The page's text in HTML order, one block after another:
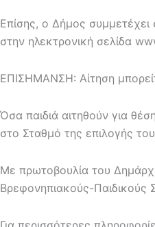
Επίσης, ο Δήμος
στην ηλεκτρονική σελίδα
ΕΠΙΣΗΜΑΝΣΗ: Αίτηση
Όσα παιδιά αιτηθούν για
στο Σταθμό της επιλογής
Με πρωτοβουλία του
Βρεφονηπιακούς-Παιδικούς